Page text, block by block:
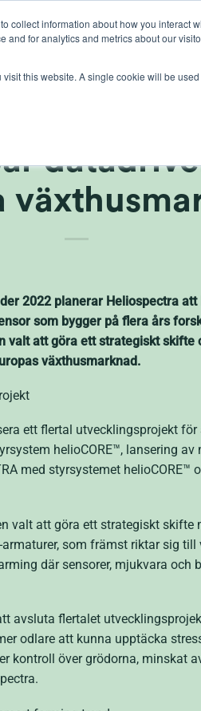
collect information about how you interact
for analytics and metrics about our
this website. A single cookie will be
control cultivation
för
2022 planerar Heliospectra
som bygger på flera års
valt att göra ett strategiskt
växthusmarknad.
ett flertal utvecklingsprojekt
helioCORE™, lansering
med styrsystemet helioCORE™
valt att göra ett strategiskt
som främst riktar sig
där sensorer, mjukvara och
avsluta flertalet
odlare att kunna upptäcka
kontroll över grödorna, minskat